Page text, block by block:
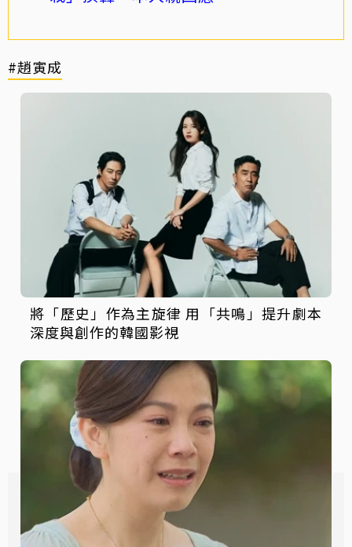
#趙寅成
將「歷史」作為主旋律 用「共鳴」提升劇本
深度與創作的韓國影視